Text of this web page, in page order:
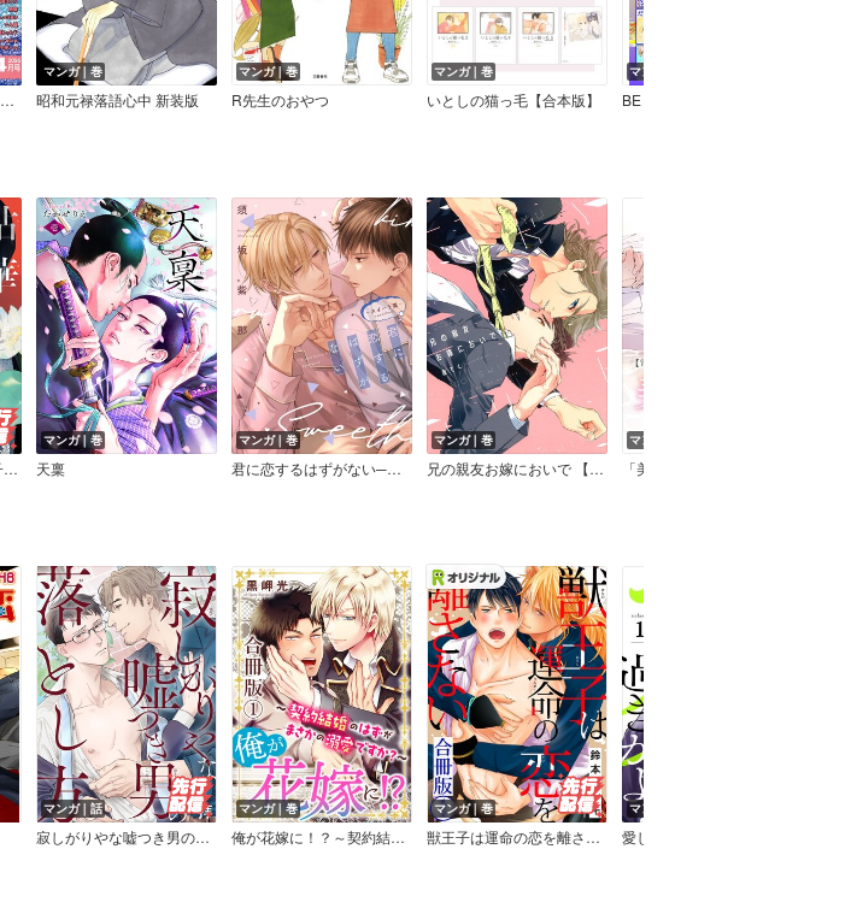
ビーボーイゴールド 2026年4月号【電子限定雲田はるこ先生ネーム付】
マンガ｜巻
昭和元禄落語心中 新装版
マンガ｜巻
R先生のおやつ
マンガ｜巻
いとしの猫っ毛【合本版】
マンガ｜巻
拈華を待っていた 【電子限定特典付き】
マンガ｜巻
天稟
マンガ｜巻
君に恋するはずがない─スイート篇─【電子限定おまけ付き】
マンガ｜巻
兄の親友お嫁においで 【電子限定おまけマンガ付】
マンガ｜話
マンガ｜話
寂しがりやな嘘つき男の落とし方
マンガ｜巻
俺が花嫁に！？～契約結婚のはずがまさかの溺愛ですか？～【合冊版】
マンガ｜巻
獣王子は運命の恋を離さない 合冊版
マンガ｜話
愛し方、ヘタ過ぎかよ！